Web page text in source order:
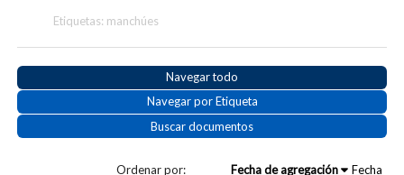
Etiquetas: manchúes
Navegar todo
Navegar por Etiqueta
Buscar documentos
Ordenar por: Fecha de agregación Fecha